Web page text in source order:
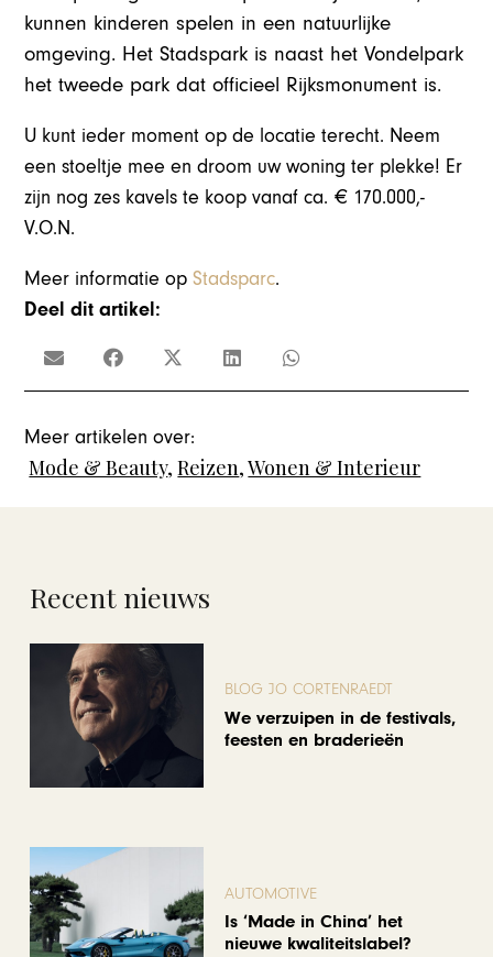
kunnen kinderen spelen in een natuurlijke
omgeving. Het Stadspark is naast het Vondelpark
het tweede park dat officieel Rijksmonument is.
U kunt ieder moment op de locatie terecht. Neem
een stoeltje mee en droom uw woning ter plekke! Er
zijn nog zes kavels te koop vanaf ca. € 170.000,-
V.O.N.
Meer informatie opStadsparc.
Deel dit artikel:
Meer artikelen over:
Mode & Beauty,Reizen,Wonen & Interieur
Recent nieuws
BLOG JO CORTENRAEDT
We verzuipen in de festivals,
feesten en braderieën
AUTOMOTIVE
Is ‘Made in China’ het
nieuwe kwaliteitslabel?